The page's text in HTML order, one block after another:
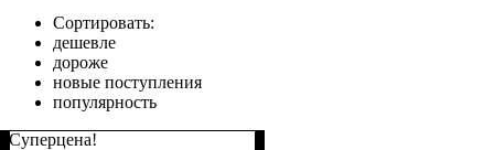
Сортировать:
дешевле
дороже
новые поступления
популярность
Суперцена!